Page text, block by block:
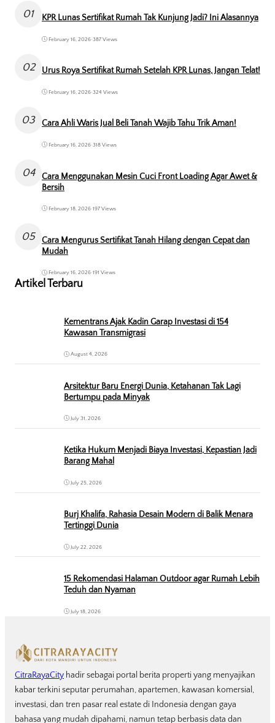
01 KPR Lunas Sertifikat Rumah Tak Kunjung Jadi? Ini Alasannya
February 16, 2026• 387 Views
02 Urus Roya Sertifikat Rumah Setelah KPR Lunas, Jangan Telat!
February 16, 2026• 324 Views
03 Cara Ahli Waris Jual Beli Tanah Wajib Tahu Trik Aman!
February 16, 2026•318 Views
04
Cara Menggunakan Mesin Cuci Front Loading Agar Awet &
Bersih
February 18, 2026•197 Views
05
Cara Mengurus Sertifikat Tanah Hilang dengan Cepat dan
Mudah
February 16, 2026•191 Views
Artikel Terbaru
Kementrans Ajak Kadin Garap Investasi di 154
Kawasan Transmigrasi
August 4, 2026
Arsitektur Baru Energi Dunia, Ketahanan Tak Lagi
Bertumpu pada Minyak
July 31, 2026
Ketika Hukum Menjadi Biaya Investasi, Kepastian Jadi
Barang Mahal
July 25, 2026
Burj Khalifa, Rahasia Desain Modern di Balik Menara
Tertinggi Dunia
July 22, 2026
15 Rekomendasi Halaman Outdoor agar Rumah Lebih
Teduh dan Nyaman
July 18, 2026
CitraRayaCity hadir sebagai portal berita properti yang menyajikan
kabar terkini seputar perumahan, apartemen, kawasan komersial,
investasi, dan tren pasar real estate di Indonesia dengan gaya
bahasa yang mudah dipahami, namun tetap berbasis data dan